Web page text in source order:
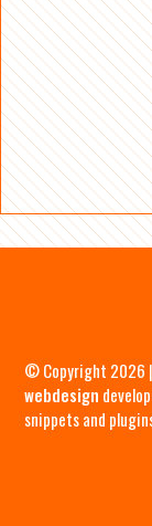
© Copyright 2026 |
webdesign
snippets and